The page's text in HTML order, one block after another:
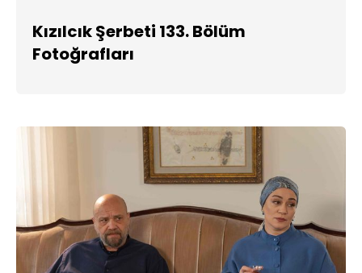
Kızılcık Şerbeti 133. Bölüm
Fotoğrafları